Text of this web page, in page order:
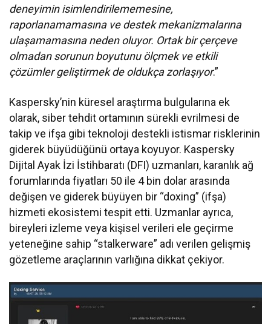
deneyimin isimlendirilememesine,
raporlanamamasına ve destek mekanizmalarına
ulaşamamasına neden oluyor. Ortak bir çerçeve
olmadan sorunun boyutunu ölçmek ve etkili
çözümler geliştirmek de oldukça zorlaşıyor.”
Kaspersky’nin küresel araştırma bulgularına ek
olarak, siber tehdit ortamının sürekli evrilmesi de
takip ve ifşa gibi teknoloji destekli istismar risklerinin
giderek büyüdüğünü ortaya koyuyor. Kaspersky
Dijital Ayak İzi İstihbaratı (DFI) uzmanları, karanlık ağ
forumlarında fiyatları 50 ile 4 bin dolar arasında
değişen ve giderek büyüyen bir “doxing” (ifşa)
hizmeti ekosistemi tespit etti. Uzmanlar ayrıca,
bireyleri izleme veya kişisel verileri ele geçirme
yeteneğine sahip “stalkerware” adı verilen gelişmiş
gözetleme araçlarının varlığına dikkat çekiyor.